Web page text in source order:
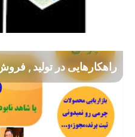
راهکارهایی در تولید ,